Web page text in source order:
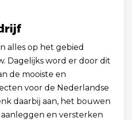
alles op het gebied
Dagelijks word er door dit
de mooiste en
voor de Nederlandse
daarbij aan, het bouwen
en versterken